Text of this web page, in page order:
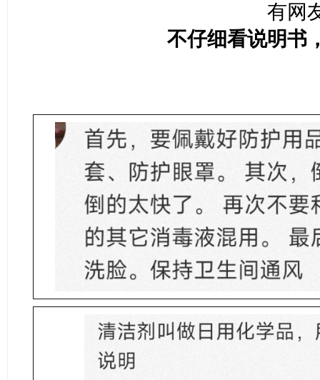
有网
不仔细看说明书